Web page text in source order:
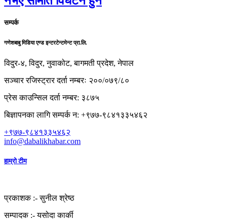
सम्पर्क
गणेशबाबु मिडिया एण्ड इन्टरटेन्टमेन्ट प्रा.लि.
विदुर-४, विदुर, नुवाकोट, बागमती प्रदेश, नेपाल
सञ्चार रजिस्ट्रार दर्ता नम्बरः २००/०७९/८०
प्रेस काउन्सिल दर्ता नम्बर: ३८७५
बिज्ञापनका लागि सम्पर्क न: +९७७-९८४१३३५४६२
+९७७-९८४१३३५४६२
info@dabalikhabar.com
हाम्रो टीम
प्रकाशक :-सुनील श्रेष्ठ
सम्पादक :-यसोदा कार्की